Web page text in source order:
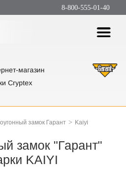
8-800-555-01-40
магазин
Cryptex
замок Гарант > Kaiyi
замок "Гарант"
KAIYI